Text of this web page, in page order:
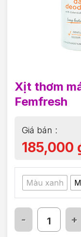
Xịt thơm
Femfresh
185,000
Màu xanh
Xịt thơm mát